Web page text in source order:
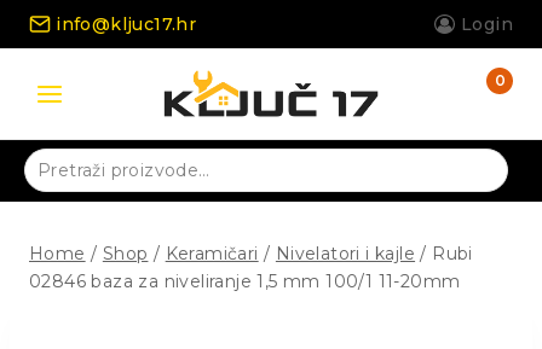
Skip
info@kljuc17.hr Login
0
Pretraži:
Home / Shop / Keramičari / Nivelatori i kajle / Rubi
02846 baza za niveliranje 1,5 mm 100/1 11-20mm